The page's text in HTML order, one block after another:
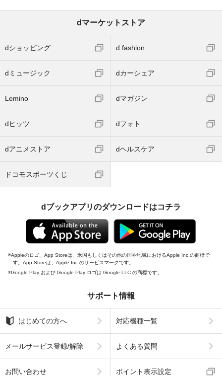
dマーケットストア
dショッピング d fashion
dミュージック dカーシェア
Lemino dマガジン
dヒッツ dフォト
dアニメストア dヘルスケア
ドコモスポーツくじ
dブックアプリのダウンロードはコチラ
Appleのロゴ、App Storeは、米国もしくはその他の国や地域におけるApple Inc.の商標で
す。App Storeは、Apple Inc.のサービスマークです。
Google Play および Google Play ロゴは Google LLC の商標です。
サポート情報
はじめての方へ 対応機種一覧
メールサービス登録/解除 よくある質問
お問い合わせ ポイント表示設定